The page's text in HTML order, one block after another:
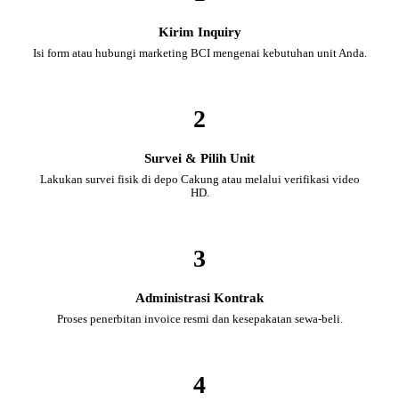
Kirim Inquiry
Isi form atau hubungi marketing BCI mengenai kebutuhan unit Anda.
2
Survei & Pilih Unit
Lakukan survei fisik di depo Cakung atau melalui verifikasi video
HD.
3
Administrasi Kontrak
Proses penerbitan invoice resmi dan kesepakatan sewa-beli.
4